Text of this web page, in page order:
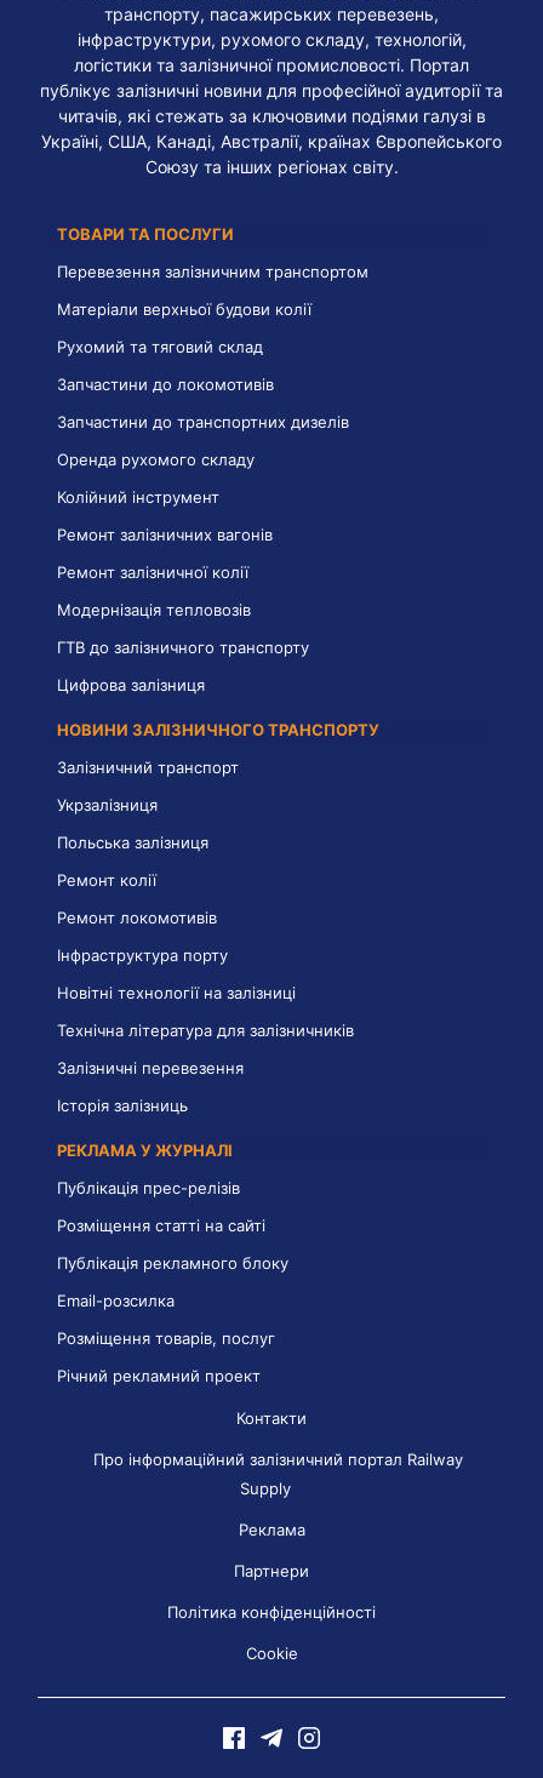
транспорту, пасажирських перевезень,
інфраструктури, рухомого складу, технологій,
логістики та залізничної промисловості. Портал
публікує залізничні новини для професійної аудиторії та
читачів, які стежать за ключовими подіями галузі в
Україні, США, Канаді, Австралії, країнах Європейського
Союзу та інших регіонах світу.
ТОВАРИ ТА ПОСЛУГИ
Перевезення залізничним транспортом
Матеріали верхньої будови колії
Рухомий та тяговий склад
Запчастини до локомотивів
Запчастини до транспортних дизелів
Оренда рухомого складу
Колійний інструмент
Ремонт залізничних вагонів
Ремонт залізничної колії
Модернізація тепловозів
ГТВ до залізничного транспорту
Цифрова залізниця
НОВИНИ ЗАЛІЗНИЧНОГО ТРАНСПОРТУ
Залізничний транспорт
Укрзалізниця
Польська залізниця
Ремонт колії
Ремонт локомотивів
Інфраструктура порту
Новітні технології на залізниці
Технічна література для залізничників
Залізничні перевезення
Історія залізниць
РЕКЛАМА У ЖУРНАЛІ
Публікація прес-релізів
Розміщення статті на сайті
Публікація рекламного блоку
Email-розсилка
Розміщення товарів, послуг
Річний рекламний проект
Контакти
Про інформаційний залізничний портал Railway
Supply
Реклама
Партнери
Політика конфіденційності
Cookie